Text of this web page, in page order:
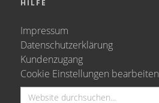
HILFE
Impressum
Datenschutzerklärung
Kundenzugang
Cookie Einstellungen bearbeiten